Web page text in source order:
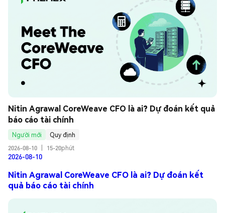
Nitin Agrawal CoreWeave CFO là ai? Dự đoán kết quả
báo cáo tài chính
Người mới
Quy định
2026-08-10
15-20phút
2026-08-10
Nitin Agrawal CoreWeave CFO là ai? Dự đoán kết
quả báo cáo tài chính